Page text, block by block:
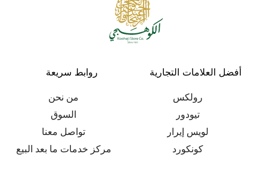
أفضل العلامات التجارية
رولكس
تيودور
لويس إيرار
كونكورد
روابط سريعة
من نحن
السوق
تواصل معنا
مركز خدمات ما بعد البيع